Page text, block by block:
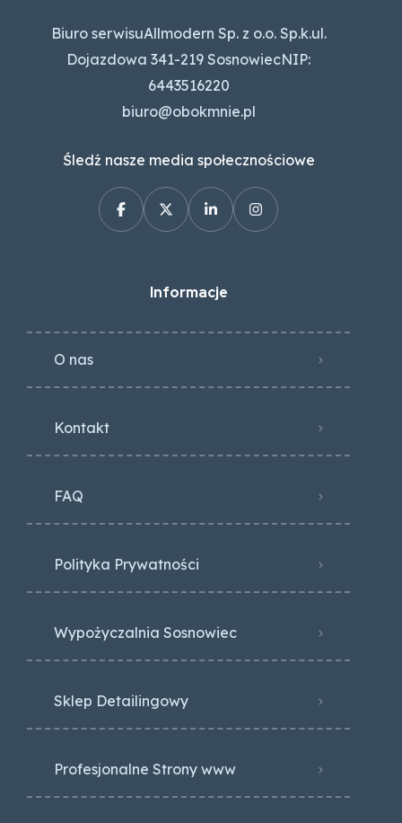
Biuro serwisuAllmodern Sp. z o.o. Sp.k.ul.
Dojazdowa 341-219 SosnowiecNIP:
6443516220
biuro@obokmnie.pl
Śledź nasze media społecznościowe
Informacje
O nas
Kontakt
FAQ
Polityka Prywatności
Wypożyczalnia Sosnowiec
Sklep Detailingowy
Profesjonalne Strony www